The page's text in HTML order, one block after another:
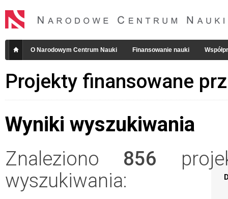
O Narodowym Centrum Nauki Finansowanie nauki
Projekty finansowane
Wyniki wyszukiwania
Znaleziono 856
wyszukiwania: